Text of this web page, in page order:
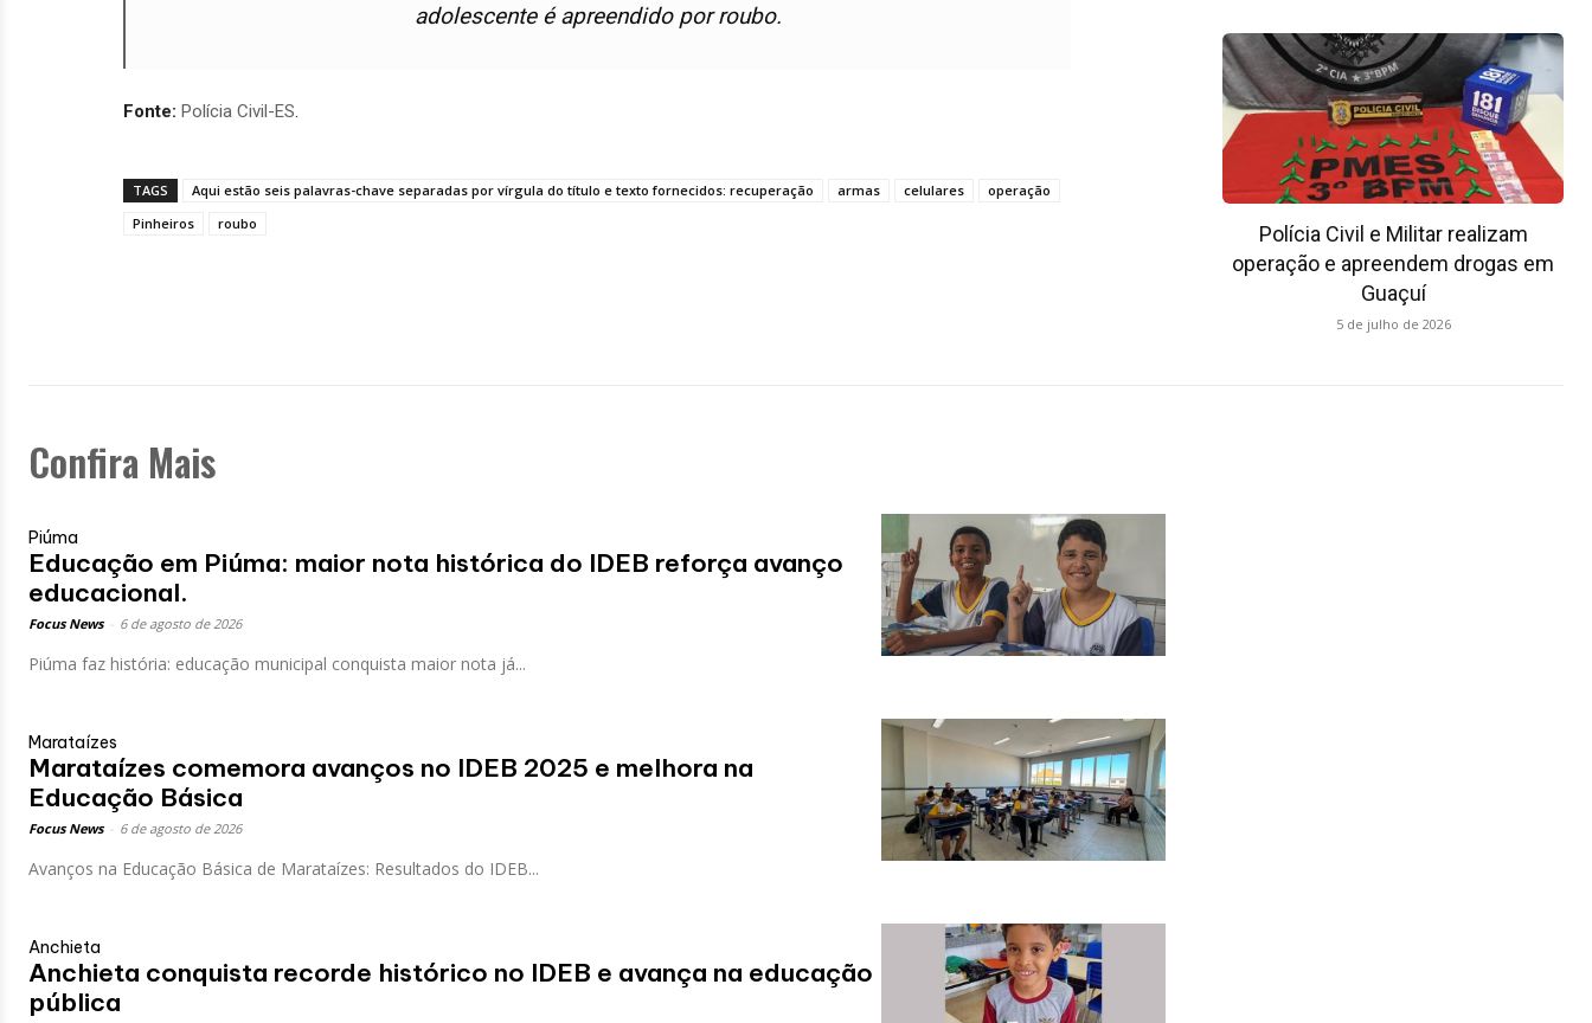
adolescente é apreendido por roubo.
Fonte: Polícia Civil-ES.
TAGS Aqui estão seis palavras-chave separadas por vírgula do título e texto fornecidos: recuperação armas celulares
operação
Pinheiros
roubo
Polícia Civil e Militar realizam
operação e apreendem drogas em
Guaçuí
5 de julho de 2026
Confira Mais
Piúma
Educação em Piúma: maior nota histórica do IDEB reforça avanço
educacional.
Focus News 6 de agosto de 2026
Piúma faz história: educação municipal conquista maior nota já...
Marataízes
Marataízes comemora avanços no IDEB 2025 e melhora na
Educação Básica
Focus News 6 de agosto de 2026
Avanços na Educação Básica de Marataízes: Resultados do IDEB...
Anchieta
Anchieta conquista recorde histórico no IDEB e avança na educação
pública